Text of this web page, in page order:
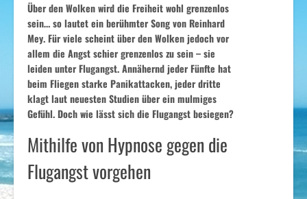
Über den Wolken wird die Freiheit wohl grenzenlos
sein… so lautet ein berühmter Song von Reinhard
Mey. Für viele scheint über den Wolken jedoch vor
allem die Angst schier grenzenlos zu sein – sie
leiden unter Flugangst. Annähernd jeder Fünfte hat
beim Fliegen starke Panikattacken, jeder dritte
klagt laut neuesten Studien über ein mulmiges
Gefühl. Doch wie lässt sich die Flugangst besiegen?
Mithilfe von Hypnose gegen die
Flugangst vorgehen